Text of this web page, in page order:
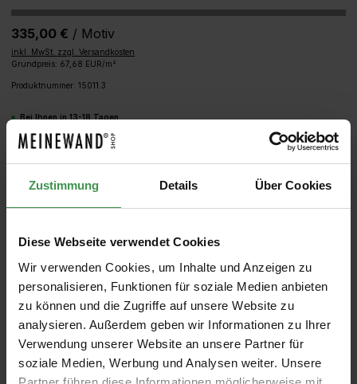
Zustimmung Details Über Cookies
Diese Webseite verwendet Cookies
Wir verwenden Cookies, um Inhalte und Anzeigen zu
personalisieren, Funktionen für soziale Medien anbieten
zu können und die Zugriffe auf unsere Website zu
analysieren. Außerdem geben wir Informationen zu Ihrer
Verwendung unserer Website an unsere Partner für
soziale Medien, Werbung und Analysen weiter. Unsere
335,00 € / Motiv
inkl. MwSt. zzgl. Versandkosten
Grundpreis: 67,68 EUR/m²
Produktnummer: 15011.3
Bei Ihnen in 13-18 Tagen
Produkt Anzahl: Gib den gewünschten
IN DEN WARENKORB